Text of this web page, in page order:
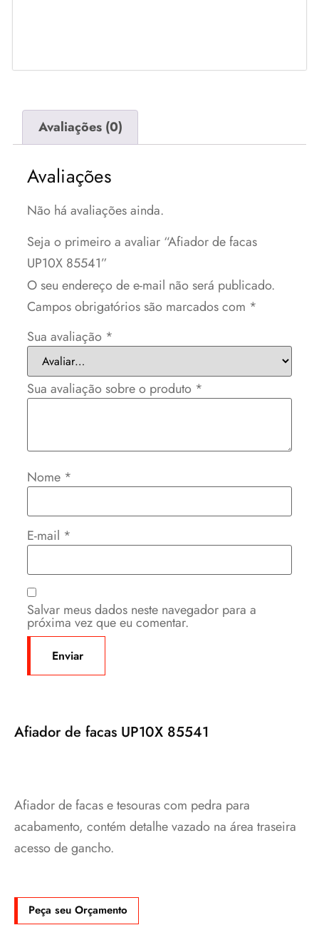
Avaliações (0)
Avaliações
Não há avaliações ainda.
Seja o primeiro a avaliar “Afiador de facas
UP10X 85541”
O seu endereço de e-mail não será publicado.
Campos obrigatórios são marcados com *
Sua avaliação *
Sua avaliação sobre o produto *
Nome *
E-mail *
Salvar meus dados neste navegador para a
próxima vez que eu comentar.
Afiador de facas UP10X 85541
Afiador de facas e tesouras com pedra para
acabamento, contém detalhe vazado na área traseira
acesso de gancho.
Peça seu Orçamento